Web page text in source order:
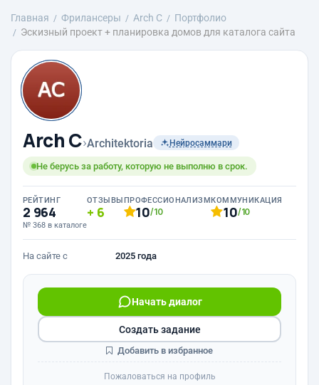
Главная Фрилансеры Arch С
Портфолио
Эскизный проект + планировка домов для каталога сайта
Arch С›Architektoria Нейросаммари
Не берусь за работу, которую не выполню в срок.
РЕЙТИНГ
2 964
№ 368 в каталоге
ОТЗЫВЫ
6
ПРОФЕССИОНАЛИЗМ
10/10
КОММУНИКАЦИЯ
10/10
На сайте с 2025 года
Начать диалог
Создать задание
Добавить в избранное
Пожаловаться на профиль